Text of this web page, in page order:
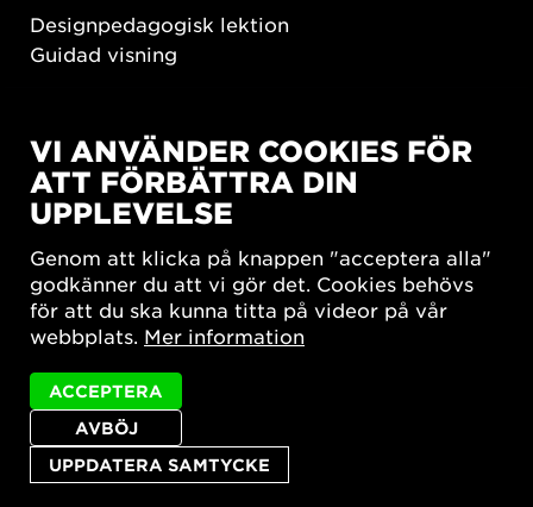
Designpedagogisk lektion
Guidad visning
New European Bauhaus
SUSTAINORDIC
Share Future Living
What Matter_s
Integritetspolicy
Cookie-inställningar
© 2026 Form/Design Center
VI ANVÄNDER COOKIES FÖR
ATT FÖRBÄTTRA DIN
UPPLEVELSE
Genom att klicka på knappen "acceptera alla"
godkänner du att vi gör det. Cookies behövs
för att du ska kunna titta på videor på vår
webbplats. Mer information
UPPDATERA SAMTYCKE
AVBÖJ
ACCEPTERA